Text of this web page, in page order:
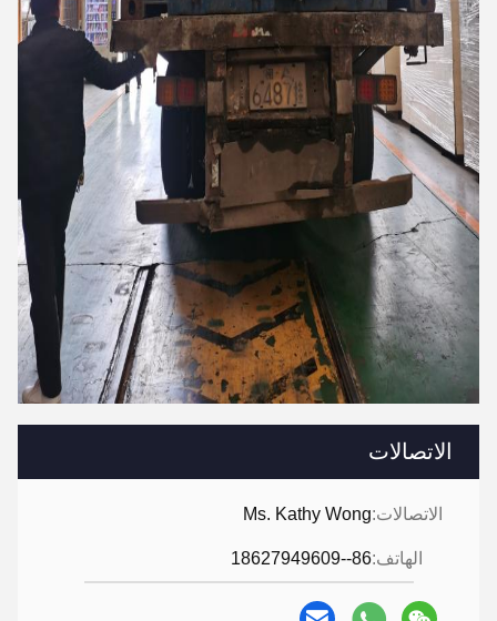
الاتصالات
الاتصالات:Ms. Kathy Wong
الهاتف:86--18627949609